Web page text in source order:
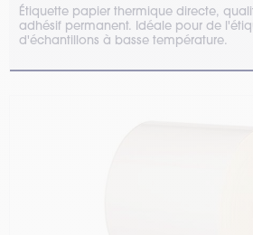
Étiquette papier thermique directe,
adhésif permanent. Idéale pour de
d'échantillons à basse température.